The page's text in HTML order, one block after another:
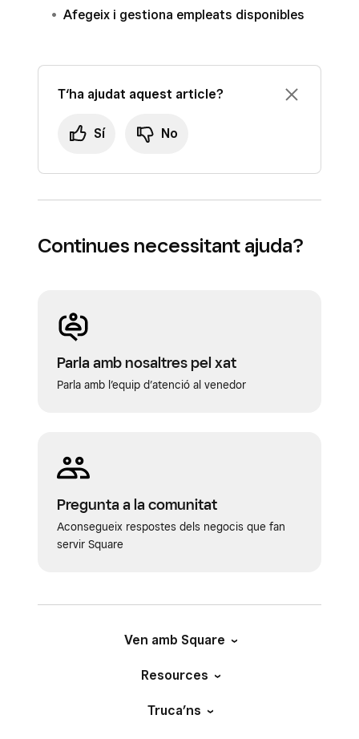
Afegeix i gestiona empleats disponibles
T‘ha ajudat aquest article?
Sí No
Continues necessitant ajuda?
Parla amb nosaltres pel xat
Parla amb l’equip d’atenció al venedor
Pregunta a la comunitat
Aconsegueix respostes dels negocis que fan
servir Square
Ven amb Square
Resources
Truca’ns